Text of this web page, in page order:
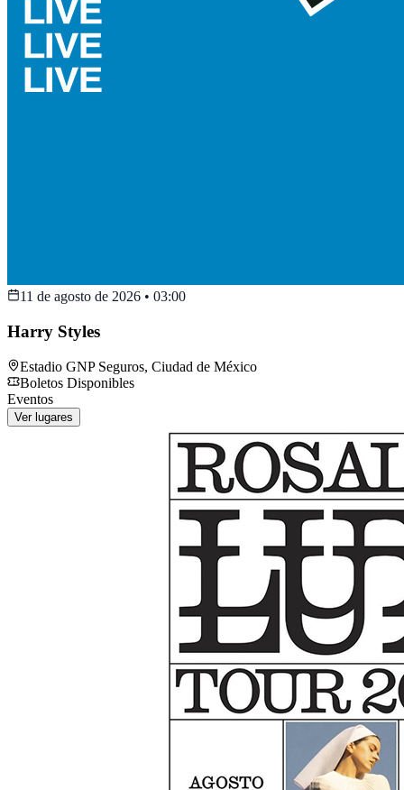
11 de agosto de 2026 • 03:00
Harry Styles
Estadio GNP Seguros, Ciudad de México
Boletos Disponibles
Eventos
Ver lugares